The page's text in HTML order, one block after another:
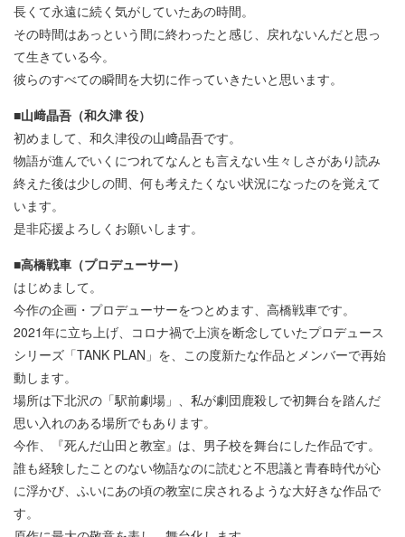
長くて永遠に続く気がしていたあの時間。
その時間はあっという間に終わったと感じ、戻れないんだと思っ
て生きている今。
彼らのすべての瞬間を大切に作っていきたいと思います。
■山﨑晶吾（和久津 役）
初めまして、和久津役の山﨑晶吾です。
物語が進んでいくにつれてなんとも言えない生々しさがあり読み
終えた後は少しの間、何も考えたくない状況になったのを覚えて
います。
是非応援よろしくお願いします。
■高橋戦車（プロデューサー）
はじめまして。
今作の企画・プロデューサーをつとめます、高橋戦車です。
2021年に立ち上げ、コロナ禍で上演を断念していたプロデュース
シリーズ「TANK PLAN」を、この度新たな作品とメンバーで再始
動します。
場所は下北沢の「駅前劇場」、私が劇団鹿殺しで初舞台を踏んだ
思い入れのある場所でもあります。
今作、『死んだ山田と教室』は、男子校を舞台にした作品です。
誰も経験したことのない物語なのに読むと不思議と青春時代が心
に浮かび、ふいにあの頃の教室に戻されるような大好きな作品で
す。